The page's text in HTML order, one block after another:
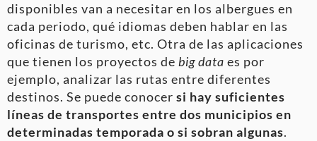
disponibles van a necesitar en los albergues en
cada periodo, qué idiomas deben hablar en las
oficinas de turismo, etc. Otra de las aplicaciones
que tienen los proyectos de big data es por
ejemplo, analizar las rutas entre diferentes
destinos. Se puede conocer si hay suficientes
líneas de transportes entre dos municipios en
determinadas temporada o si sobran algunas.